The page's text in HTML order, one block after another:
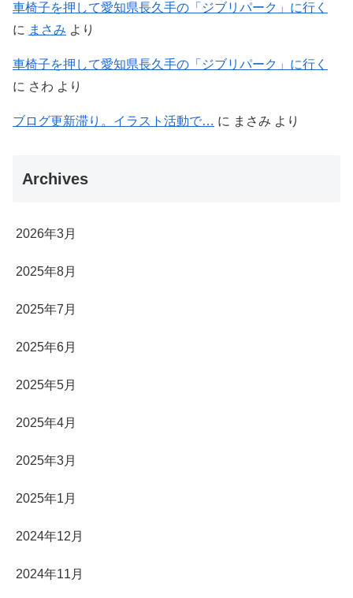
車椅子を押して愛知県長久手の「ジブリパーク」に行く
に まさみ より
車椅子を押して愛知県長久手の「ジブリパーク」に行く
に さわ より
ブログ更新滞り。イラスト活動で… に まさみ より
Archives
2026年3月
2025年8月
2025年7月
2025年6月
2025年5月
2025年4月
2025年3月
2025年1月
2024年12月
2024年11月